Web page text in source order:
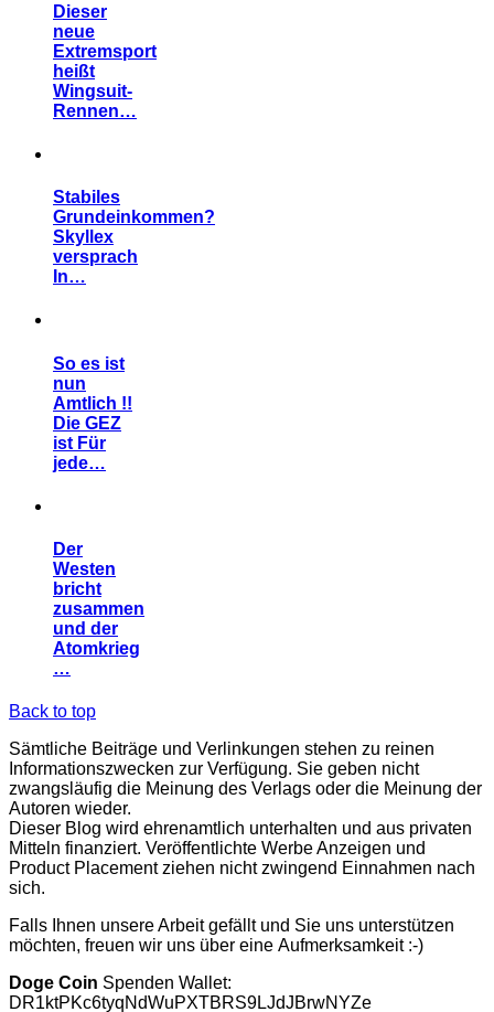
Dieser
neue
Extremsport
heißt
Wingsuit-
Rennen…
Stabiles
Grundeinkommen?
Skyllex
versprach
In…
So es ist
nun
Amtlich !!
Die GEZ
ist Für
jede…
Der
Westen
bricht
zusammen
und der
Atomkrieg
…
Back to top
Sämtliche Beiträge und Verlinkungen stehen zu reinen
Informationszwecken zur Verfügung. Sie geben nicht
zwangsläufig die Meinung des Verlags oder die Meinung der
Autoren wieder.
Dieser Blog wird ehrenamtlich unterhalten und aus privaten
Mitteln finanziert. Veröffentlichte Werbe Anzeigen und
Product Placement ziehen nicht zwingend Einnahmen nach
sich.
Falls Ihnen unsere Arbeit gefällt und Sie uns unterstützen
möchten, freuen wir uns über eine Aufmerksamkeit :-)
Doge Coin Spenden Wallet:
DR1ktPKc6tyqNdWuPXTBRS9LJdJBrwNYZe